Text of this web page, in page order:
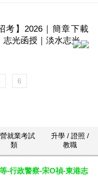
考】2026｜簡章下載
志光函授｜淡水志光
6
就業考試
類
升學 / 證照 /
教職
-行政警察-宋O禎-東港志